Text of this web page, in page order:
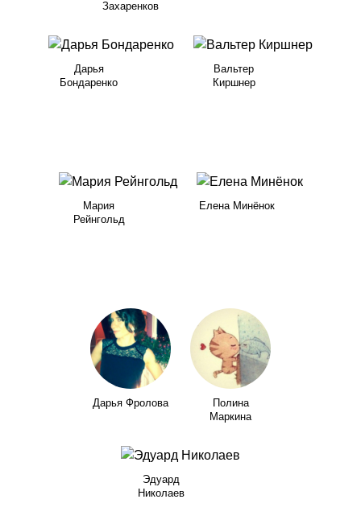
Захаренков
Дарья
Бондаренко
Вальтер
Киршнер
Мария
Рейнгольд
Елена Минёнок
Дарья Фролова
Полина
Маркина
Эдуард
Николаев